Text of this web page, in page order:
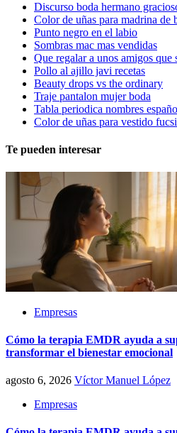
Discurso boda hermano
Color de uñas para madrina de
Punto negro en el labio
Sombras mac mas vendidas
Que regalar a unos amigos que
Pollo al ajillo javi recetas
Beauty drops vs the ordinary
Traje pantalon mujer boda
Tabla periodica nombres
Color de uñas para vestido
Te pueden interesar
Empresas
Cómo la terapia EMDR ayuda a
transformar el bienestar emocional
agosto 6, 2026 Víctor Manuel López
Empresas